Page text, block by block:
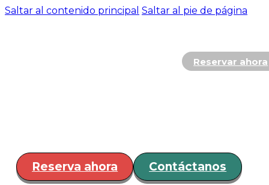
Saltar al contenido principal Saltar al pie de página
Reservar ahora
Restaurante y
Reserva ahora Contáctanos